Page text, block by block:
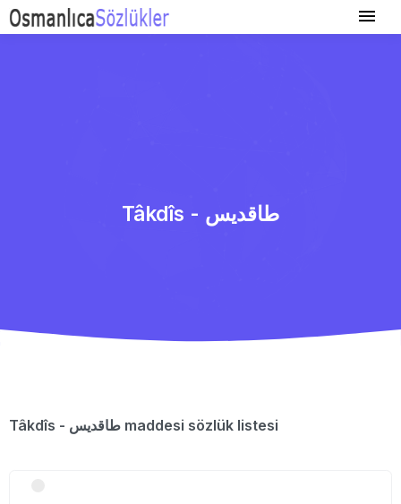
Tâkdîs - طاقدیس
Tâkdîs - طاقدیس maddesi sözlük listesi